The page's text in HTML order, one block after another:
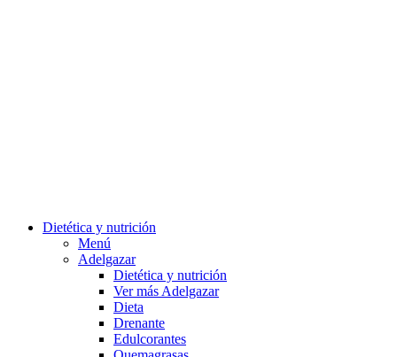
Dietética y nutrición
Menú
Adelgazar
Dietética y nutrición
Ver más Adelgazar
Dieta
Drenante
Edulcorantes